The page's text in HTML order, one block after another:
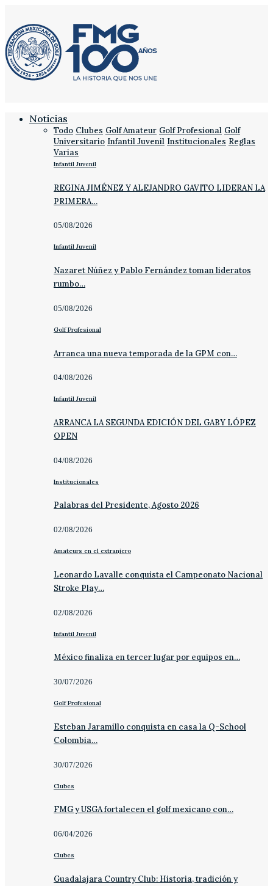
Noticias
Todo Clubes Golf Amateur Golf Profesional Golf
Universitario Infantil Juvenil Institucionales Reglas
Varias
Infantil Juvenil
REGINA JIMÉNEZ Y ALEJANDRO GAVITO LIDERAN LA
PRIMERA…
05/08/2026
Infantil Juvenil
Nazaret Núñez y Pablo Fernández toman lideratos
rumbo…
05/08/2026
Golf Profesional
Arranca una nueva temporada de la GPM con…
04/08/2026
Infantil Juvenil
ARRANCA LA SEGUNDA EDICIÓN DEL GABY LÓPEZ
OPEN
04/08/2026
Institucionales
Palabras del Presidente, Agosto 2026
02/08/2026
Amateurs en el extranjero
Leonardo Lavalle conquista el Campeonato Nacional
Stroke Play…
02/08/2026
Infantil Juvenil
México finaliza en tercer lugar por equipos en…
30/07/2026
Golf Profesional
Esteban Jaramillo conquista en casa la Q-School
Colombia…
30/07/2026
Clubes
FMG y USGA fortalecen el golf mexicano con…
06/04/2026
Clubes
Guadalajara Country Club: Historia, tradición y